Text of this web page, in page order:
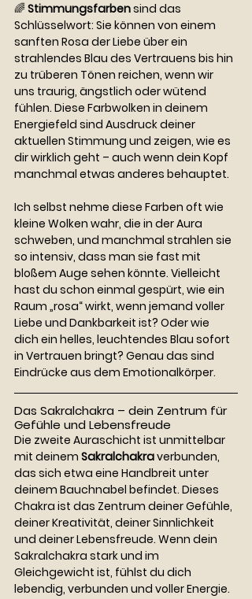
🌈 Stimmungsfarben sind das
Schlüsselwort: Sie können von einem
sanften Rosa der Liebe über ein
strahlendes Blau des Vertrauens bis hin
zu trüberen Tönen reichen, wenn wir
uns traurig, ängstlich oder wütend
fühlen. Diese Farbwolken in deinem
Energiefeld sind Ausdruck deiner
aktuellen Stimmung und zeigen, wie es
dir wirklich geht – auch wenn dein Kopf
manchmal etwas anderes behauptet.
Ich selbst nehme diese Farben oft wie
kleine Wolken wahr, die in der Aura
schweben, und manchmal strahlen sie
so intensiv, dass man sie fast mit
bloßem Auge sehen könnte. Vielleicht
hast du schon einmal gespürt, wie ein
Raum „rosa“ wirkt, wenn jemand voller
Liebe und Dankbarkeit ist? Oder wie
dich ein helles, leuchtendes Blau sofort
in Vertrauen bringt? Genau das sind
Eindrücke aus dem Emotionalkörper.
Das Sakralchakra – dein Zentrum für
Gefühle und Lebensfreude
Die zweite Auraschicht ist unmittelbar
mit deinem Sakralchakra verbunden,
das sich etwa eine Handbreit unter
deinem Bauchnabel befindet. Dieses
Chakra ist das Zentrum deiner Gefühle,
deiner Kreativität, deiner Sinnlichkeit
und deiner Lebensfreude. Wenn dein
Sakralchakra stark und im
Gleichgewicht ist, fühlst du dich
lebendig, verbunden und voller Energie.